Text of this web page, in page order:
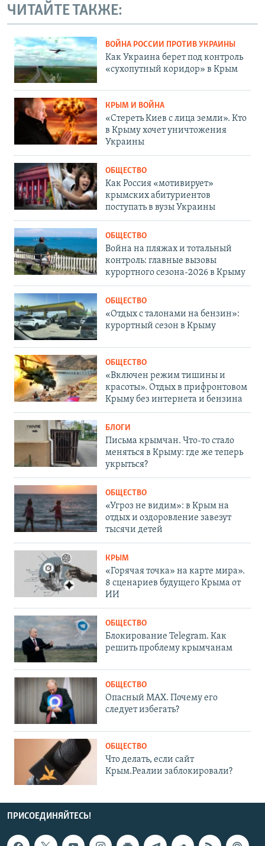
ЧИТАЙТЕ ТАКЖЕ:
ВОЙНА РОССИИ ПРОТИВ УКРАИНЫ
Как Украина берет под контроль
«сухопутный коридор» в Крым
КРЫМ И ВОЙНА
«Стереть Киев с лица земли». Кто
в Крыму хочет уничтожения
Украины
ОБЩЕСТВО
Как Россия «мотивирует»
крымских абитуриентов
поступать в вузы Украины
ОБЩЕСТВО
Война на пляжах и тотальный
контроль: главные вызовы
курортного сезона-2026 в Крыму
ОБЩЕСТВО
«Отдых с талонами на бензин»:
курортный сезон в Крыму
ОБЩЕСТВО
«Включен режим тишины и
красоты». Отдых в прифронтовом
Крыму без интернета и бензина
БЛОГИ
Письма крымчан. Что-то стало
меняться в Крыму: где же теперь
укрыться?
ОБЩЕСТВО
«Угроз не видим»: в Крым на
отдых и оздоровление завезут
тысячи детей
КРЫМ
«Горячая точка» на карте мира».
8 сценариев будущего Крыма от
ИИ
ОБЩЕСТВО
Блокирование Telegram. Как
решить проблему крымчанам
ОБЩЕСТВО
Опасный MAX. Почему его
следует избегать?
ОБЩЕСТВО
Что делать, если сайт
Крым.Реалии заблокировали?
ПРИСОЕДИНЯЙТЕСЬ!